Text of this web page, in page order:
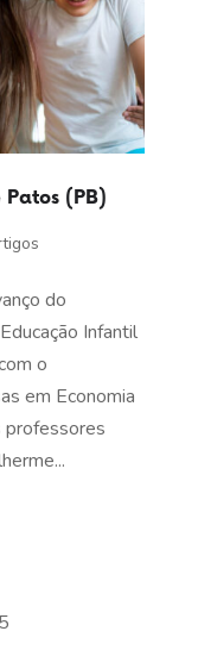
(PB)
do
Infantil
o
em Economia
professores